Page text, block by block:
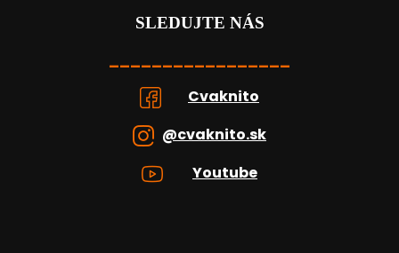
SLEDUJTE NÁS
_________________
Cvaknito
@cvaknito.sk
Youtube